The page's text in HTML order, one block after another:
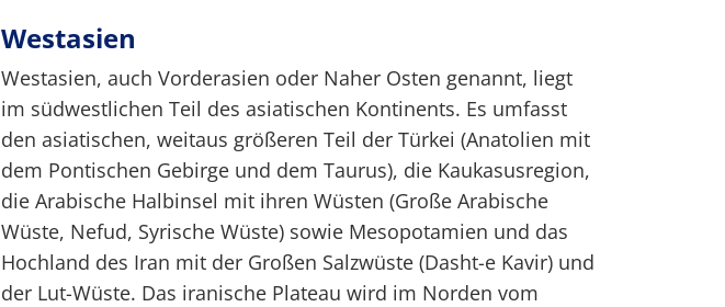
Westasien
Westasien, auch Vorderasien oder Naher Osten genannt, liegt
im südwestlichen Teil des asiatischen Kontinents. Es umfasst
den asiatischen, weitaus größeren Teil der Türkei (Anatolien mit
dem Pontischen Gebirge und dem Taurus), die Kaukasusregion,
die Arabische Halbinsel mit ihren Wüsten (Große Arabische
Wüste, Nefud, Syrische Wüste) sowie Mesopotamien und das
Hochland des Iran mit der Großen Salzwüste (Dasht-e Kavir) und
der Lut-Wüste. Das iranische Plateau wird im Norden vom